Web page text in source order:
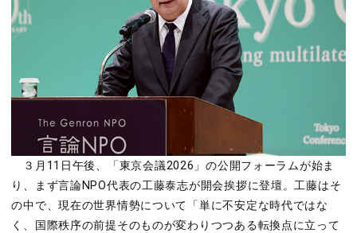
３月 11 日午後、「東京会議2026 」の公開フォーラムが始ま
り、まず言論NPO代表の工藤泰志が開会挨拶に登壇。工藤はそ
の中で、現在の世界情勢について「単に不安定な時代ではな
く、国際秩序の前提そのものが変わりつつある転換点に立って